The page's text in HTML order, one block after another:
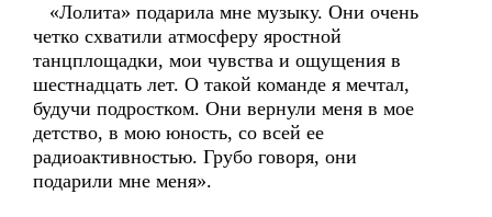
«Лолита» подарила мне музыку. Они очень
четко схватили атмосферу яростной
танцплощадки, мои чувства и ощущения в
шестнадцать лет. О такой команде я мечтал,
будучи подростком. Они вернули меня в мое
детство, в мою юность, со всей ее
радиоактивностью. Грубо говоря, они
подарили мне меня».